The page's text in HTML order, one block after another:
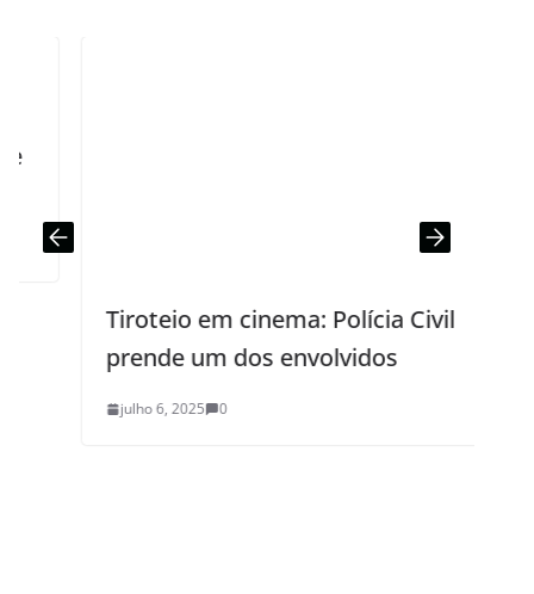
Tiroteio em cinema: Polícia Civil
prende um dos envolvidos
julho 6, 2025 0